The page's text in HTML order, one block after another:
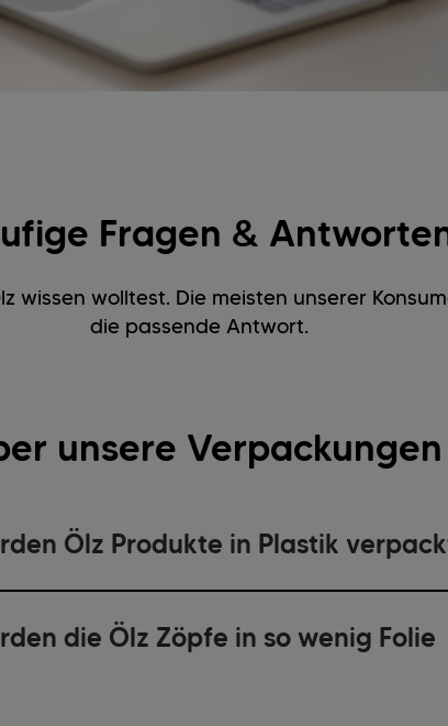
Fragen &
wissen wolltest. Die meisten unserer
die passende Antwort.
unsere Verpackungen
Ölz Produkte in Plastik
die Ölz Zöpfe in so wenig Folie